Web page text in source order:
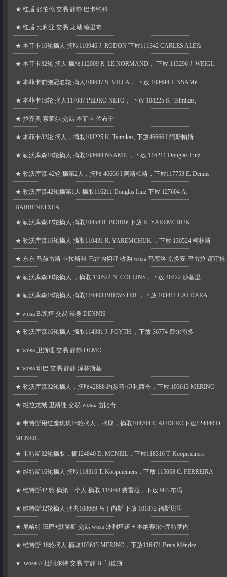
★ 红盾 张伯伦 交易 静静 巴卡约科
★ 红盾 比利亚 交易 龙城 穆里奇
★ 本菲卡16轮摘人 摘取110946 J. RODON 下放111342 CARLES ALE?à
★ 本菲卡32轮 摘人 摘取112009 R. LE NORMAND， 下放 113296 J. WEIGL
★ 本菲卡前缀冠名轮 摘人109637 S. VILLA， 下放 108694 J. NSAMé
★ 本菲卡16轮 摘人117087 PEDRO NETO， 下放 108225 K. Tsimikas,
★ 拉齐奥 索莱尔 交易 本菲卡 佐布宁
★ 本菲卡32轮 摘人，摘取108225 K. Tsimikas, 下放46666 I.阿斯帕斯
★ 勒沃库森16轮摘人 摘取108694 NSAME ，下放 116211 Douglas Luiz
★ 勒沃库森 42轮 摘第2人，摘取 46666 I.阿斯帕斯，下放117753 E. Dennis
★ 勒沃库森42轮摘第1人 摘取116211 Douglas Luiz 下放 127604 A.
BARRENETXEA
★ 勒沃库森32轮摘人 摘取10454 R. BORRé 下放 R. YAREMCHUK
★ 勒沃库森16轮摘人 摘取110431 R. YAREMCHUK ，下放 130524 柯林斯
★ 东东 马赫雷斯 卡拉斯科 巴雷内切亚 收购 wosa 马塞洛 京多安 巴雷拉 请审核
★ 勒沃库森30轮摘人 ，摘取 130524 N. COLLINS，下放 40422 沙基里
★ 勒沃库森16轮摘人 摘取116403 BREWSTER ，下放 103411 CALDARA
★ wosa B.凯塔 交易 转身 DENNIS
★ 勒沃库森16轮摘人 摘取114381 J. FOYTH ，下放 36774 费尔南多
★ wosa 卫斯理 交易 静静 OLMO
★ wosa 班巴 交易 静静 泽林斯基
★ 勒沃库森32轮摘人，摘取42888 约瑟普·伊利西奇，下放 103613 MERINO
★ 维拉龙城 卫斯理 交易 wosa. 雷比奇
★ 韦特斯用红魔琪琪16轮摘人，摘取，摘取104704 E. AUDERO下放124840 D.
MCNEIL
★ 韦特斯32轮摘取，摘124840 D. MCNEIL，下放118316 T. Koopmeiners
★ 维特斯16轮摘人 摘取118316 T. Koopmeiners，下放 115068 C. FERREIRA
★ 维特斯42 轮 摘第一个人 摘取 115068 费雷拉，下放 983 布冯
★ 维特斯32轮摘人 摘去108669 马丁内斯 下放 101872 福斯贝里
★ 尼哈特 班巴+默滕斯 交易 wosa 波利塔诺 + 本纳赛尔+库特罗内
★ 维特斯 16轮摘人 摘取103613 MERINO，下放116471 Brais Méndez
★ wosa87 杜阿尔特 交易 宁静 B. 门德斯